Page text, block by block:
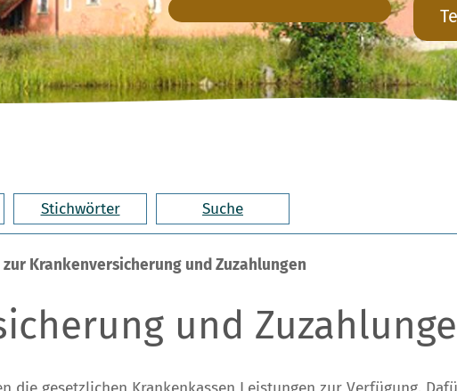
Stichwörter Suche
Krankenversicherung und Zuzahlungen
und